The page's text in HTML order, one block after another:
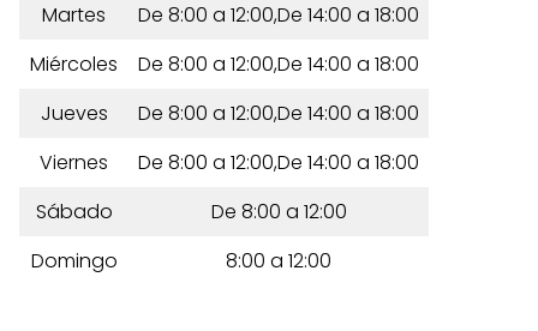
Martes
De 8:00 a 12:00,De 14:00 a 18:00
Miércoles
De 8:00 a 12:00,De 14:00 a 18:00
Jueves
De 8:00 a 12:00,De 14:00 a 18:00
Viernes
De 8:00 a 12:00,De 14:00 a 18:00
Sábado
De 8:00 a 12:00
Domingo
8:00 a 12:00